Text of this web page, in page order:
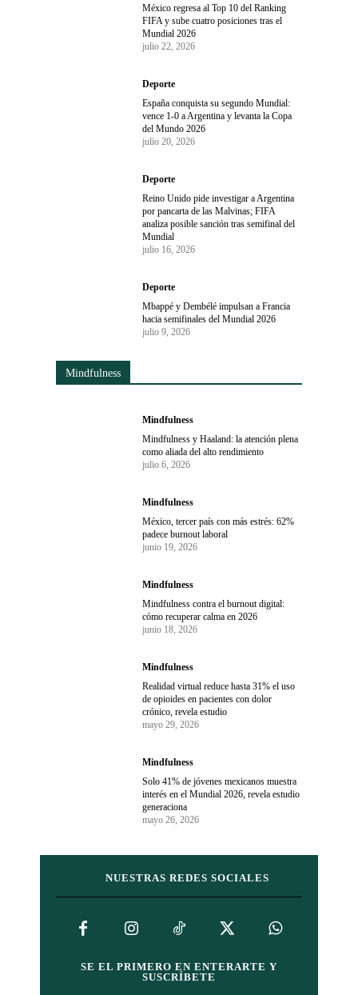
México regresa al Top 10 del Ranking
FIFA y sube cuatro posiciones tras el
Mundial 2026
julio 22, 2026
Deporte
España conquista su segundo Mundial:
vence 1-0 a Argentina y levanta la Copa
del Mundo 2026
julio 20, 2026
Deporte
Reino Unido pide investigar a Argentina
por pancarta de las Malvinas; FIFA
analiza posible sanción tras semifinal del
Mundial
julio 16, 2026
Deporte
Mbappé y Dembélé impulsan a Francia
hacia semifinales del Mundial 2026
julio 9, 2026
Mindfulness
Mindfulness
Mindfulness y Haaland: la atención plena
como aliada del alto rendimiento
julio 6, 2026
Mindfulness
México, tercer país con más estrés: 62%
padece burnout laboral
junio 19, 2026
Mindfulness
Mindfulness contra el burnout digital:
cómo recuperar calma en 2026
junio 18, 2026
Mindfulness
Realidad virtual reduce hasta 31% el uso
de opioides en pacientes con dolor
crónico, revela estudio
mayo 29, 2026
Mindfulness
Solo 41% de jóvenes mexicanos muestra
interés en el Mundial 2026, revela estudio
generaciona
mayo 26, 2026
NUESTRAS REDES SOCIALES
SE EL PRIMERO EN ENTERARTE Y
SUSCRÍBETE